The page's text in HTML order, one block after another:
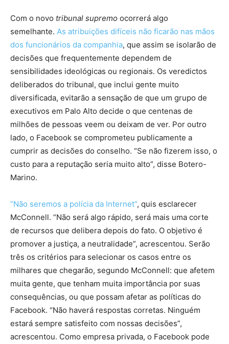
Com o novo tribunal supremo ocorrerá algo
semelhante. As atribuições difíceis não ficarão nas mãos
dos funcionários da companhia, que assim se isolarão de
decisões que frequentemente dependem de
sensibilidades ideológicas ou regionais. Os veredictos
deliberados do tribunal, que inclui gente muito
diversificada, evitarão a sensação de que um grupo de
executivos em Palo Alto decide o que centenas de
milhões de pessoas veem ou deixam de ver. Por outro
lado, o Facebook se comprometeu publicamente a
cumprir as decisões do conselho. “Se não fizerem isso, o
custo para a reputação seria muito alto”, disse Botero-
Marino.
“Não seremos a polícia da Internet”, quis esclarecer
McConnell. “Não será algo rápido, será mais uma corte
de recursos que delibera depois do fato. O objetivo é
promover a justiça, a neutralidade”, acrescentou. Serão
três os critérios para selecionar os casos entre os
milhares que chegarão, segundo McConnell: que afetem
muita gente, que tenham muita importância por suas
consequências, ou que possam afetar as políticas do
Facebook. “Não haverá respostas corretas. Ninguém
estará sempre satisfeito com nossas decisões”,
acrescentou. Como empresa privada, o Facebook pode